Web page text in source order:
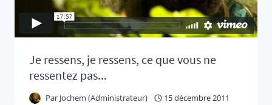
Je ressens, je ressens, ce que vous ne
ressentez pas...
Par Jochem (Administrateur) 15 décembre 2011